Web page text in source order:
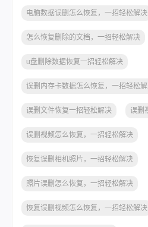
电脑数据误删怎么恢复，一招轻松解决
怎么恢复删除的文档，一招轻松解决
u盘删除数据恢复一招轻松解决
误删内存卡数据怎么恢复，一招轻松
误删文件恢复一招轻松解决 误删
误删视频怎么恢复，一招轻松解决
恢复误删相机照片，一招轻松解决
照片误删怎么恢复，一招轻松解决
恢复误删视频怎么恢复，一招轻松解决